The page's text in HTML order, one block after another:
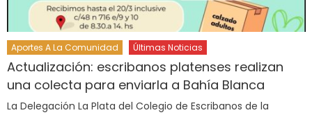
Aportes A La Comunidad Últimas Noticias
Actualización: escribanos platenses realizan
una colecta para enviarla a Bahía Blanca
La Delegación La Plata del Colegio de Escribanos de la